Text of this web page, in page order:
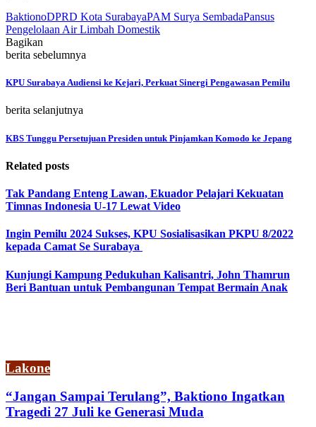
BaktionoDPRD Kota SurabayaPAM Surya SembadaPansus
Pengelolaan Air Limbah Domestik
Bagikan
berita sebelumnya
KPU Surabaya Audiensi ke Kejari, Perkuat Sinergi Pengawasan Pemilu
berita selanjutnya
KBS Tunggu Persetujuan Presiden untuk Pinjamkan Komodo ke Jepang
Related posts
Tak Pandang Enteng Lawan, Ekuador Pelajari Kekuatan
Timnas Indonesia U-17 Lewat Video
Ingin Pemilu 2024 Sukses, KPU Sosialisasikan PKPU 8/2022
kepada Camat Se Surabaya
Kunjungi Kampung Pedukuhan Kalisantri, John Thamrun
Beri Bantuan untuk Pembangunan Tempat Bermain Anak
Lakone
“Jangan Sampai Terulang”, Baktiono Ingatkan
Tragedi 27 Juli ke Generasi Muda